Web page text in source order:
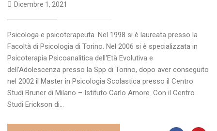
Dicembre 1, 2021
Psicologa e psicoterapeuta. Nel 1998 si è laureata presso la
Facoltà di Psicologia di Torino. Nel 2006 si è specializzata in
Psicoterapia Psicoanalitica dell‘Età Evolutiva e
dell’Adolescenza presso la Spp di Torino, dopo aver conseguito
nel 2002 il Master in Psicologia Scolastica presso il Centro
Studi Bruner di Milano – Istituto Carlo Amore. Con il Centro
Studi Erickson di…